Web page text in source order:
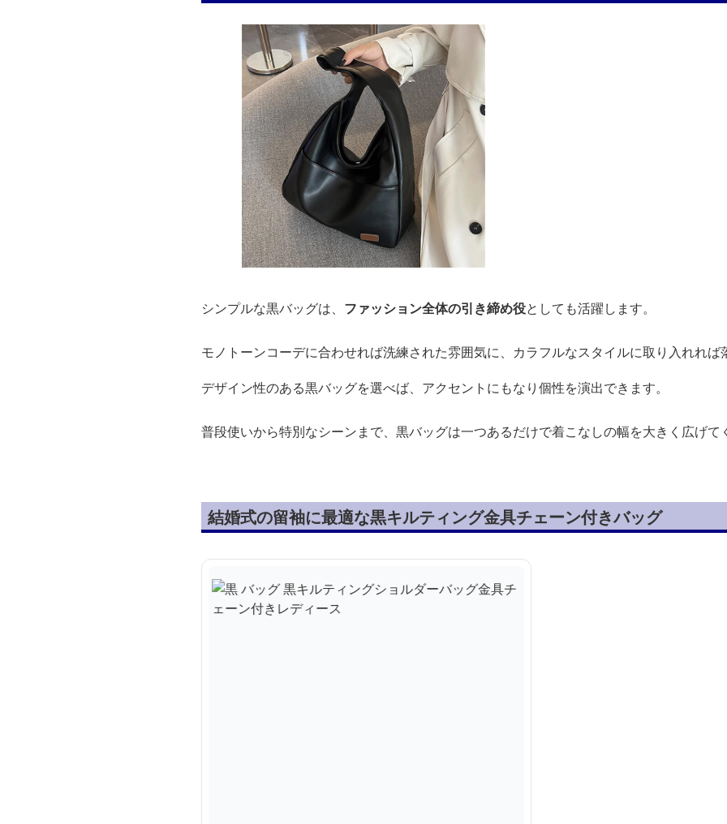
シンプルな黒バッグは、 ファッション全体の引き締め役としても活躍します。
モノトーンコーデに合わせれば洗練された雰囲気に、カラフルなスタイルに取り入れれば
デザイン性のある黒バッグを選べば、アクセントにもなり個性を演出できます。
普段使いから特別なシーンまで、黒バッグは一つあるだけで着こなしの幅を大きく広げて
結婚式の留袖に最適な黒キルティング金具チェーン付きバッグ